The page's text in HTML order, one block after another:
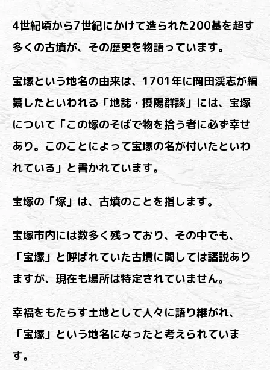
4世紀頃から7世紀にかけて造られた200基を超す
多くの古墳が、その歴史を物語っています。
宝塚という地名の由来は、1701年に岡田渓志が編
纂したといわれる「地誌・摂陽群談」には、宝塚
について「この塚のそばで物を拾う者に必ず幸せ
あり。このことによって宝塚の名が付いたといわ
れている」と書かれています。
宝塚の「塚」は、古墳のことを指します。
宝塚市内には数多く残っており、その中でも、
「宝塚」と呼ばれていた古墳に関しては諸説あり
ますが、現在も場所は特定されていません。
幸福をもたらす土地として人々に語り継がれ、
「宝塚」という地名になったと考えられていま
す。